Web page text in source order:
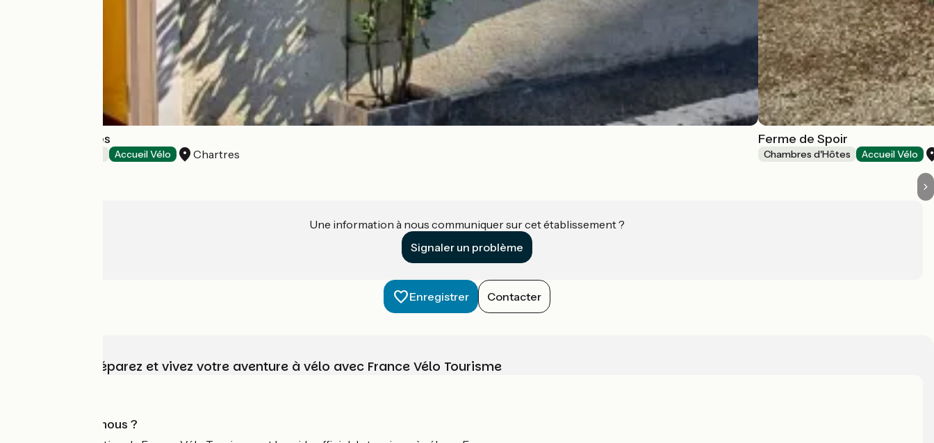
Les Conviv'hôtes
Accueil Vélo Chartres
Ferme de Spoir
Chambres d'Hôtes Accueil Vélo
Une information à nous communiquer sur cet établissement ?
Signaler un problème
Enregistrer Contacter
Choisissez, préparez et vivez votre aventure à vélo avec France Vélo Tourisme
Qui sommes-nous ?